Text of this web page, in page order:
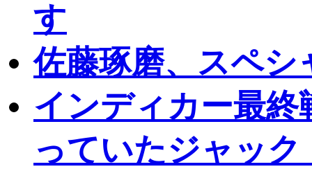
す
佐藤琢磨、スペシ
インディカー最
っていたジャッ